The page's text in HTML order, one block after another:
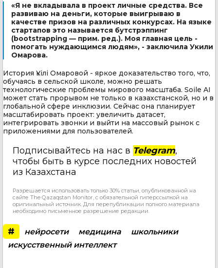
«Я не вкладывала в проект личные средства. Все
развиваю на деньги, которые выигрываю в
качестве призов на различных конкурсах. На языке
стартапов это называется бутстрэппинг
(bootstrapping — прим. ред.). Моя главная цель -
помогать нуждающимся людям», - заключила Укили
Омарова.
История Үкілі Омаровой - яркое доказательство того, что,
обучаясь в сельской школе, можно решать
технологические проблемы мирового масштаба. Soile AI
может стать прорывом не только в казахстанской, но и в
глобальной сфере инклюзии. Сейчас она планирует
масштабировать проект: увеличить датасет,
интегрировать звонки и выйти на массовый рынок с
приложениями для пользователей.
Подписывайтесь на нас в Telegram,
чтобы быть в курсе последних новостей
из Казахстана
Разрешается использовать только 30% статьи, опубликованной на
сайте The Qazaqstan Monitor, с обязательной гиперссылкой на
оригинальный источник. Для перепубликации полного материала
необходимо письменное разрешение редакции.
# нейросети медицина
школьники
искусственный интеллект